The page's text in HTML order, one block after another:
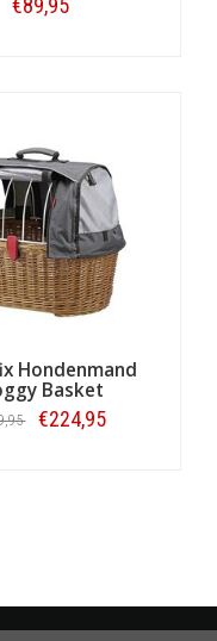
€89,95
Hondenmand
Basket
€224,95